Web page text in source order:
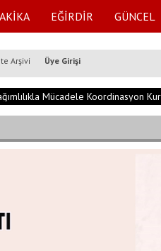
EĞİRDİR GÜNCEL
Arşivi Üye Girişi
Mücadele Koordinasyon